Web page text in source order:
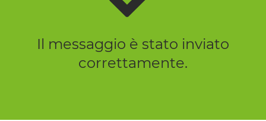
Il messaggio è stato inviato
correttamente.